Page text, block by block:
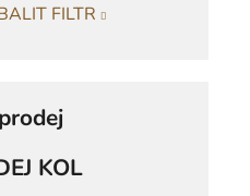
FILTR
KOL